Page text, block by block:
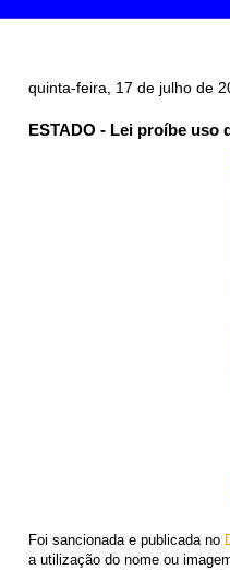
quinta-feira, 17 de julho de
ESTADO - Lei proíbe uso
Foi sancionada e publicada no
a utilização do nome ou